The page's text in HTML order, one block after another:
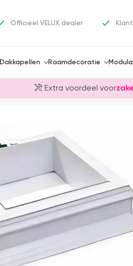
Officieel VELUX dealer
Dakkapellen Raamdecoratie
Extra voordeel voor